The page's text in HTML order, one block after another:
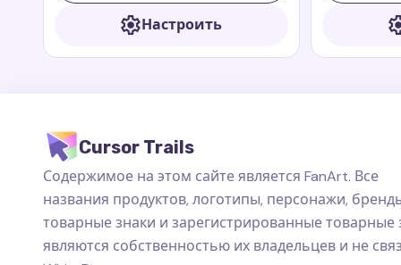
Настроить
Cursor Trails
Содержимое на этом сайте является FanArt. Все
названия продуктов, логотипы, персонажи,
товарные знаки и зарегистрированные товарные
являются собственностью их владельцев и не